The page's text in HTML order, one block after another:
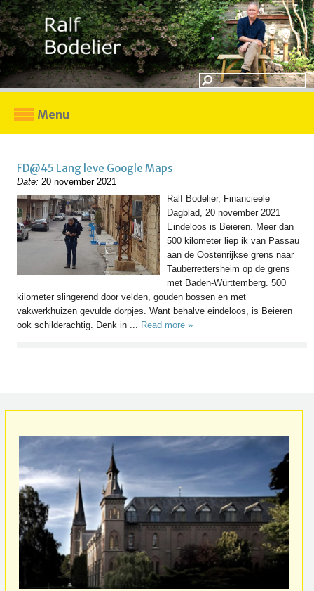
Menu
FD@45 Lang leve Google Maps
Date: 20 november 2021
Ralf Bodelier, Financieele
Dagblad, 20 november 2021
Eindeloos is Beieren. Meer dan
500 kilometer liep ik van Passau
aan de Oostenrijkse grens naar
Tauberrettersheim op de grens
met Baden-Württemberg. 500
kilometer slingerend door velden, gouden bossen en met
vakwerkhuizen gevulde dorpjes. Want behalve eindeloos, is Beieren
ook schilderachtig. Denk in ... Read more »